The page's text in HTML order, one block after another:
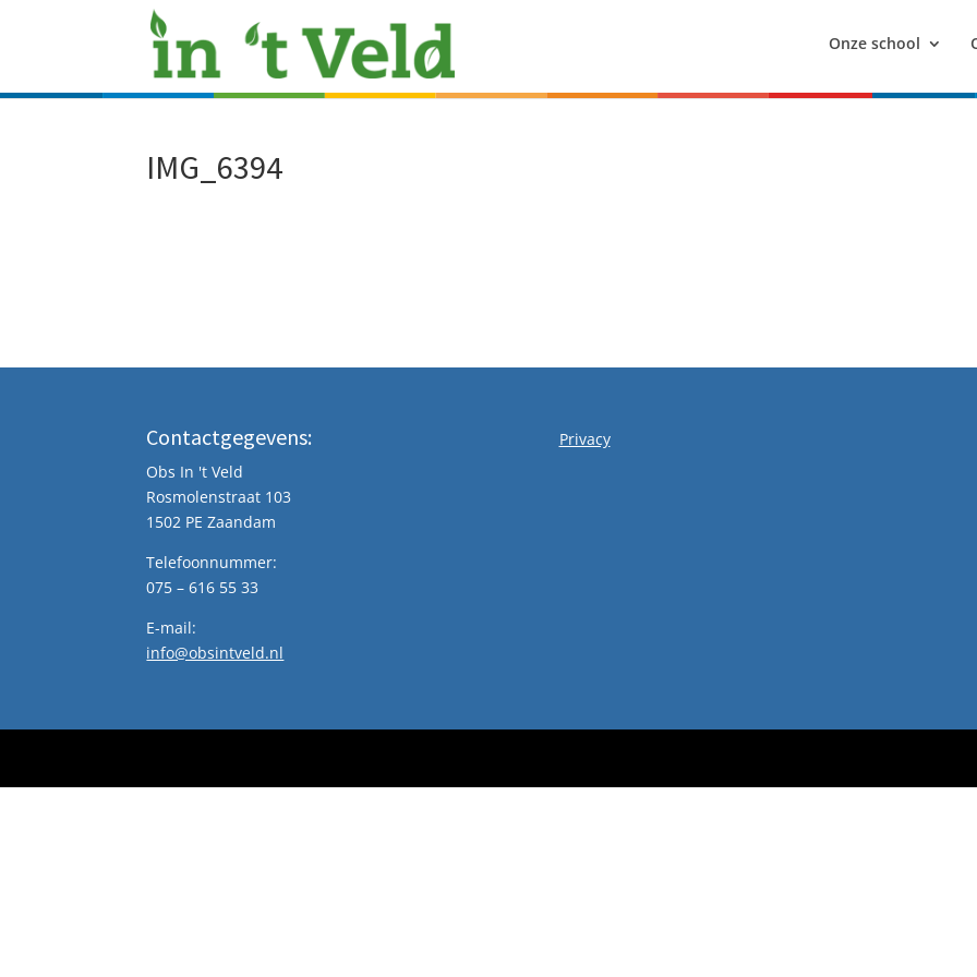
Onze school
IMG_6394
Contactgegevens:
Obs In 't Veld
Rosmolenstraat 103
1502 PE Zaandam
Telefoonnummer:
075 – 616 55 33
E-mail:
info@obsintveld.nl
Privacy